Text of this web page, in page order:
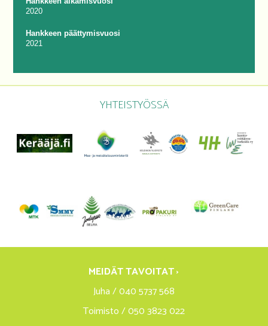
2020
Hankkeen päättymisvuosi
2021
YHTEISTYÖSSÄ
MEIDÄT TAVOITAT ›
Juha / 040 5737 568
Toimisto / 050 3823 022